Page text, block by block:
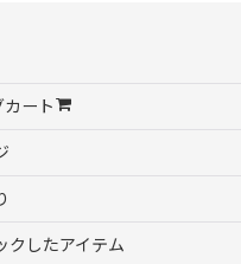
おすすめ♪サイズ選び不要
リジナルを作ってみよう♪
ート
クしたアイテム